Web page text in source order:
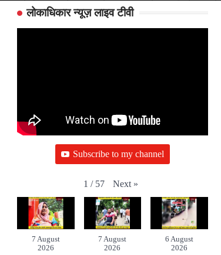
लोकाधिकार न्यूज़ लाइव टीवी
Subscribe to my channel
1 / 57 Next »
7 August
2026
7 August
2026
6 August
2026